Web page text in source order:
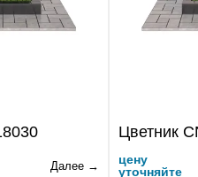
Далее →
Цветник
цену
уточняйте